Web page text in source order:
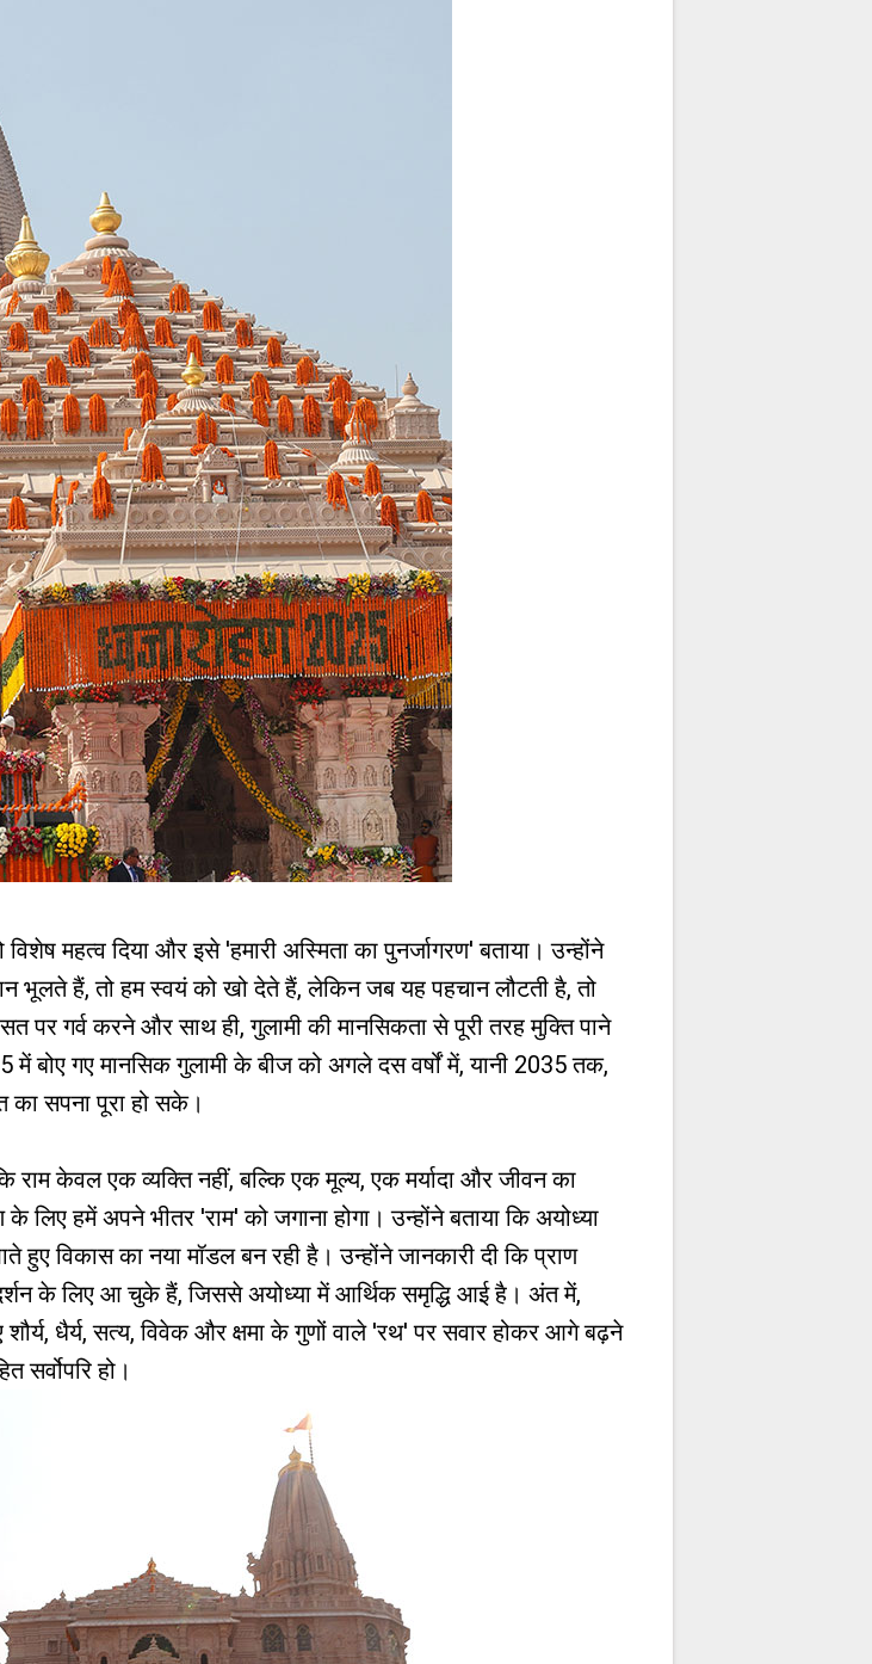
महत्व दिया और इसे 'हमारी अस्मिता का पुनर्जागरण' बताया। उन्होंने
भूलते हैं, तो हम स्वयं को खो देते हैं, लेकिन जब यह पहचान लौटती है, तो
पर गर्व करने और साथ ही, गुलामी की मानसिकता से पूरी तरह मुक्ति पाने
में बोए गए मानसिक गुलामी के बीज को अगले दस वर्षों में, यानी 2035 तक,
का सपना पूरा हो सके।
राम केवल एक व्यक्ति नहीं, बल्कि एक मूल्य, एक मर्यादा और जीवन का
लिए हमें अपने भीतर 'राम' को जगाना होगा। उन्होंने बताया कि अयोध्या
विकास का नया मॉडल बन रही है। उन्होंने जानकारी दी कि प्राण
के लिए आ चुके हैं, जिससे अयोध्या में आर्थिक समृद्धि आई है। अंत में,
धैर्य, सत्य, विवेक और क्षमा के गुणों वाले 'रथ' पर सवार होकर आगे बढ़ने
सर्वोपरि हो।